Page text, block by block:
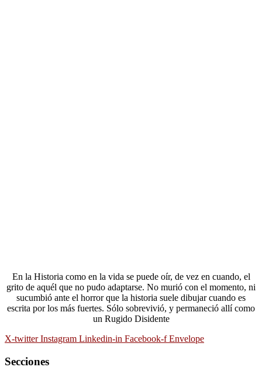
En la Historia como en la vida se puede oír, de vez en cuando, el
grito de aquél que no pudo adaptarse. No murió con el momento, ni
sucumbió ante el horror que la historia suele dibujar cuando es
escrita por los más fuertes. Sólo sobrevivió, y permaneció allí como
un Rugido Disidente
X-twitter Instagram Linkedin-in Facebook-f Envelope
Secciones